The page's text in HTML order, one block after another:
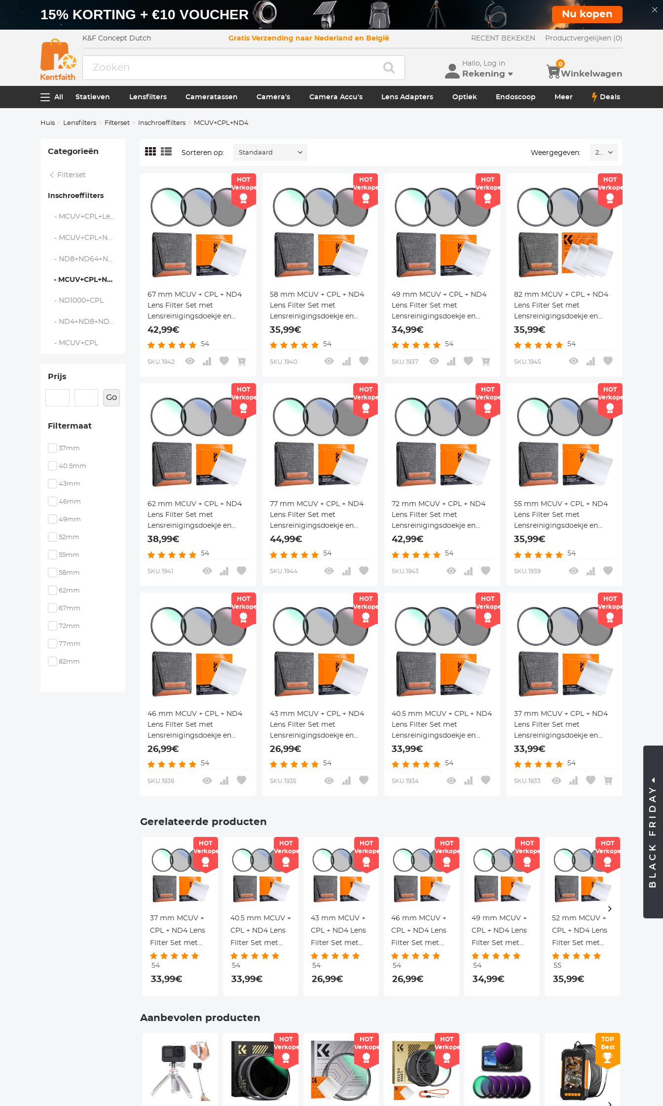
15% KORTING + €10 VOUCHER Nu kopen
K&F Concept Dutch Gratis Verzending naar Nederland en België RECENT BEKEKEN Productvergelijken (0)
Hallo, Log in
Rekening Winkelwagen
0
All Statieven Lensfilters Cameratassen Camera's Camera Accu's Lens Adapters Optiek Endoscoop Meer Deals
Huis Lensfilters Filterset Inschroeffilters MCUV+CPL+ND4
Categorieën
Filterset
Inschroeffilters
- MCUV+CPL+Lensdop - Nano K Serie
- MCUV+CPL+ND1000+Lensdop - Nano Dazzle
- ND8+ND64+ND1000 - Nano-D Series
- MCUV+CPL+ND4
- ND1000+CPL
- ND4+ND8+ND64+ND1000
- MCUV+CPL
Prijs
Go
Filtermaat
37mm
40.5mm
43mm
46mm
49mm
52mm
55mm
58mm
62mm
67mm
72mm
77mm
82mm
Sorteren op: Standaard Weergegeven: 24
HOT
Verkoper
67 mm MCUV + CPL + ND4
Lens Filter Set met
Lensreinigingsdoekje en
Filterzak Nano Klear Serie
42,99€
54
SKU.1942
HOT
Verkoper
58 mm MCUV + CPL + ND4
Lens Filter Set met
Lensreinigingsdoekje en
Filterzak Nano Klear Serie
35,99€
54
SKU.1940
HOT
Verkoper
49 mm MCUV + CPL + ND4
Lens Filter Set met
Lensreinigingsdoekje en
Filterzak Nano Klear Serie
34,99€
54
SKU.1937
HOT
Verkoper
82 mm MCUV + CPL + ND4
Lens Filter Set met
Lensreinigingsdoekje en
Filterzak Nano Klear Serie
35,99€
54
SKU.1945
HOT
Verkoper
62 mm MCUV + CPL + ND4
Lens Filter Set met
Lensreinigingsdoekje en
Filterzak Nano Klear Serie
38,99€
54
SKU.1941
HOT
Verkoper
77 mm MCUV + CPL + ND4
Lens Filter Set met
Lensreinigingsdoekje en
Filterzak Nano Klear Serie
44,99€
54
SKU.1944
HOT
Verkoper
72 mm MCUV + CPL + ND4
Lens Filter Set met
Lensreinigingsdoekje en
Filterzak Nano Klear Serie
42,99€
54
SKU.1943
HOT
Verkoper
55 mm MCUV + CPL + ND4
Lens Filter Set met
Lensreinigingsdoekje en
Filterzak Nano Klear Serie
35,99€
54
SKU.1939
HOT
Verkoper
46 mm MCUV + CPL + ND4
Lens Filter Set met
Lensreinigingsdoekje en
Filterzak Nano Klear Serie
26,99€
54
SKU.1936
HOT
Verkoper
43 mm MCUV + CPL + ND4
Lens Filter Set met
Lensreinigingsdoekje en
Filterzak Nano Klear Serie
26,99€
54
SKU.1935
HOT
Verkoper
40.5 mm MCUV + CPL + ND4
Lens Filter Set met
Lensreinigingsdoekje en
Filterzak Nano Klear Serie
33,99€
54
SKU.1934
HOT
Verkoper
37 mm MCUV + CPL + ND4
Lens Filter Set met
Lensreinigingsdoekje en
Filterzak Nano Klear Serie
33,99€
54
SKU.1933
Gerelateerde producten
HOT
Verkoper
37 mm MCUV +
CPL + ND4 Lens
Filter Set met
Lensreinigingsdoekje
en Filterzak Nano
Klear Serie
54
33,99€
HOT
Verkoper
40.5 mm MCUV +
CPL + ND4 Lens
Filter Set met
Lensreinigingsdoekje
en Filterzak Nano
Klear Serie
54
33,99€
HOT
Verkoper
43 mm MCUV +
CPL + ND4 Lens
Filter Set met
Lensreinigingsdoekje
en Filterzak Nano
Klear Serie
54
26,99€
HOT
Verkoper
46 mm MCUV +
CPL + ND4 Lens
Filter Set met
Lensreinigingsdoekje
en Filterzak Nano
Klear Serie
54
26,99€
HOT
Verkoper
49 mm MCUV +
CPL + ND4 Lens
Filter Set met
Lensreinigingsdoekje
en Filterzak Nano
Klear Serie
54
34,99€
HOT
Verkoper
52 mm MCUV +
CPL + ND4 Lens
Filter Set met
Lensreinigingsdoekje
en Filterzak Nano
Klear Serie
55
35,99€
55 mm
Aanbevolen producten
HOT
Verkoper
HOT
Verkoper
HOT
Verkoper
TOP
Best
BLACK FRIDAY